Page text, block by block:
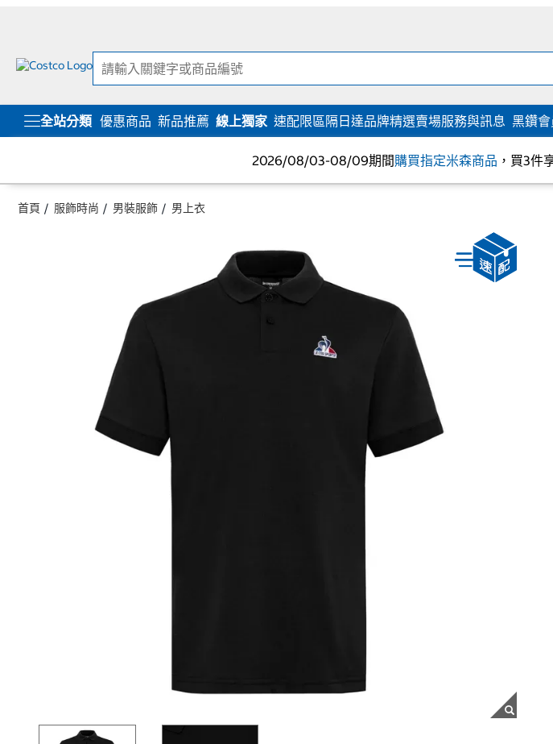
全站分類 優惠商品 新品推薦 線上獨家 速配限區隔日達品牌精選賣場服務與訊息 黑鑽
2026/08/03-08/09期間購買指定米森商品 ，買3件
首頁 服飾時尚 男裝服飾 男上衣